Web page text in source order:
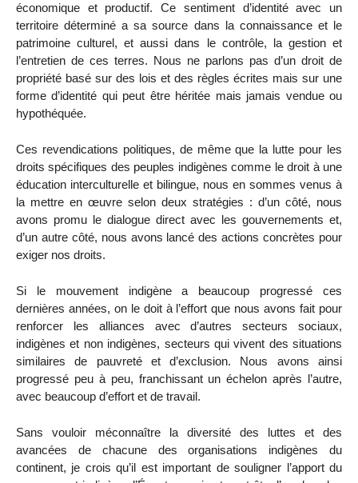
économique et productif. Ce sentiment d’identité avec un
territoire déterminé a sa source dans la connaissance et le
patrimoine culturel, et aussi dans le contrôle, la gestion et
l’entretien de ces terres. Nous ne parlons pas d’un droit de
propriété basé sur des lois et des règles écrites mais sur une
forme d’identité qui peut être héritée mais jamais vendue ou
hypothéquée.
Ces revendications politiques, de même que la lutte pour les
droits spécifiques des peuples indigènes comme le droit à une
éducation interculturelle et bilingue, nous en sommes venus à
la mettre en œuvre selon deux stratégies : d’un côté, nous
avons promu le dialogue direct avec les gouvernements et,
d’un autre côté, nous avons lancé des actions concrètes pour
exiger nos droits.
Si le mouvement indigène a beaucoup progressé ces
dernières années, on le doit à l’effort que nous avons fait pour
renforcer les alliances avec d’autres secteurs sociaux,
indigènes et non indigènes, secteurs qui vivent des situations
similaires de pauvreté et d’exclusion. Nous avons ainsi
progressé peu à peu, franchissant un échelon après l’autre,
avec beaucoup d’effort et de travail.
Sans vouloir méconnaître la diversité des luttes et des
avancées de chacune des organisations indigènes du
continent, je crois qu’il est important de souligner l’apport du